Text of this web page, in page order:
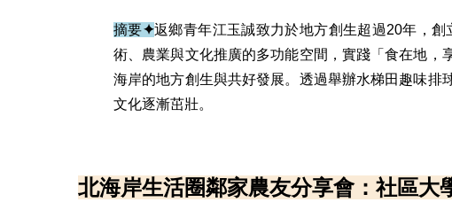
摘要✦返鄉青年江玉誠致力於地方創生超過20年，
術、農業與文化推廣的多功能空間，實踐「食在地
海岸的地方創生與共好發展。透過舉辦水梯田趣味
文化逐漸茁壯。
北海岸生活圈鄰家農友分享會：社區大